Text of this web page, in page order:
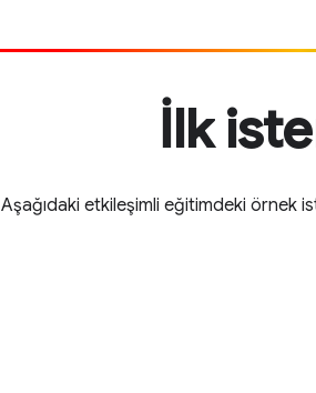
İlk
Aşağıdaki etkileşimli eğitimdeki örnek